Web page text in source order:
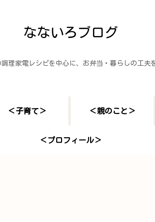
なないろブログ
理家電レシピを中心に、お弁当・暮らしの工夫
＜子育て＞ ＜親のこと＞
＜プロフィール＞